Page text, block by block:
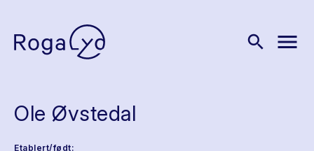
search menu
Ole Øvstedal
Etablert/født: